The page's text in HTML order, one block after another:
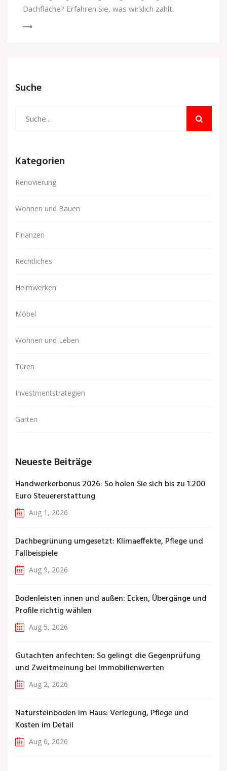
Dachfläche? Erfahren Sie, was wirklich zählt.
Suche
Kategorien
Renovierung
Wohnen und Bauen
Finanzen
Rechtliches
Heimwerken
Möbel
Wohnen und Leben
Türen
Investmentstrategien
Garten
Neueste Beiträge
Handwerkerbonus 2026: So holen Sie sich bis zu 1.200
Euro Steuererstattung
Aug 1, 2026
Dachbegrünung umgesetzt: Klimaeffekte, Pflege und
Fallbeispiele
Aug 9, 2026
Bodenleisten innen und außen: Ecken, Übergänge und
Profile richtig wählen
Aug 5, 2026
Gutachten anfechten: So gelingt die Gegenprüfung
und Zweitmeinung bei Immobilienwerten
Aug 2, 2026
Natursteinboden im Haus: Verlegung, Pflege und
Kosten im Detail
Aug 6, 2026